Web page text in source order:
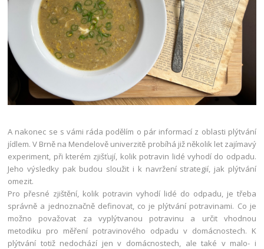
A nakonec se s vámi ráda podělím o pár informací z oblasti plýtvání
jídlem. V Brně na Mendelově univerzitě probíhá již několik let zajímavý
experiment, při kterém zjišťují, kolik potravin lidé vyhodí do odpadu.
Jeho výsledky pak budou sloužit i k navržení strategií, jak plýtvání
omezit.
Pro přesné zjištění, kolik potravin vyhodí lidé do odpadu, je třeba
správně a jednoznačně definovat, co je plýtvání potravinami. Co je
možno považovat za vyplýtvanou potravinu a určit vhodnou
metodiku pro měření potravinového odpadu v domácnostech. K
plýtvání totiž nedochází jen v domácnostech, ale také v malo- i